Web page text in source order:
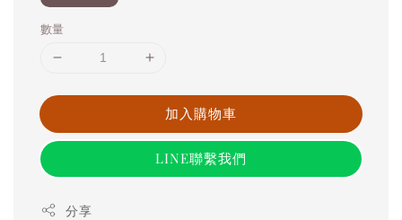
數量
加入購物車
LINE聯繫我們
分享